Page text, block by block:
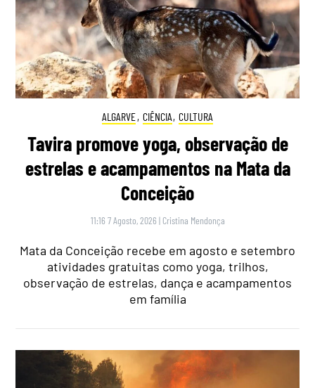
ALGARVE, CIÊNCIA, CULTURA
Tavira promove yoga, observação de
estrelas e acampamentos na Mata da
Conceição
11:16 7 Agosto, 2026 | Cristina Mendonça
Mata da Conceição recebe em agosto e setembro
atividades gratuitas como yoga, trilhos,
observação de estrelas, dança e acampamentos
em família